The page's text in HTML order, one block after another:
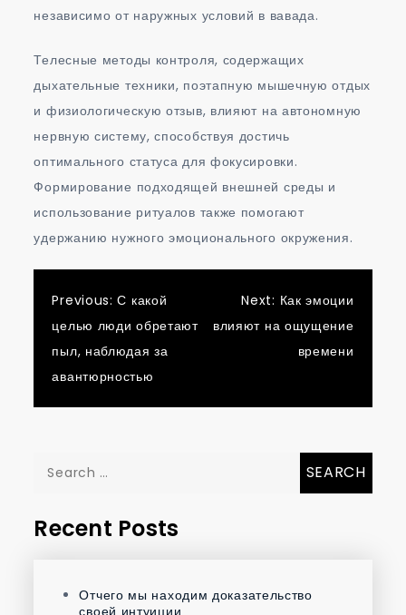
независимо от наружных условий в вавада.
Телесные методы контроля, содержащих
дыхательные техники, поэтапную мышечную отдых
и физиологическую отзыв, влияют на автономную
нервную систему, способствуя достичь
оптимального статуса для фокусировки.
Формирование подходящей внешней среды и
использование ритуалов также помогают
удержанию нужного эмоционального окружения.
Post
navigation
Previous: С какой
целью люди обретают
пыл, наблюдая за
авантюрностью
Next: Как эмоции
влияют на ощущение
времени
Search
Recent Posts
Отчего мы находим доказательство
своей интуиции